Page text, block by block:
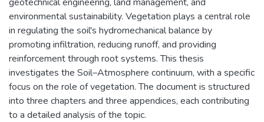
environmental sustainability. Vegetation plays a central role
in regulating the soil's hydromechanical balance by
promoting infiltration, reducing runoff, and providing
reinforcement through root systems. This thesis
investigates the Soil–Atmosphere continuum, with a specific
focus on the role of vegetation. The document is structured
into three chapters and three appendices, each contributing
to a detailed analysis of the topic.